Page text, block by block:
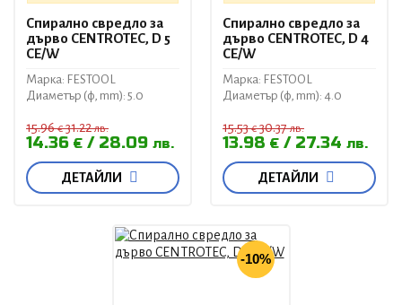
Спирално свредло за
дърво CENTROTEC, D 5
CE/W
Марка: FESTOOL
Диаметър (ф, mm): 5.0
15.96€31.22лв.
14.36 € 28.09 лв.
ДЕТАЙЛИ
Спирално свредло за
дърво CENTROTEC, D 4
CE/W
Марка: FESTOOL
Диаметър (ф, mm): 4.0
15.53€30.37лв.
13.98 € 27.34 лв.
ДЕТАЙЛИ
-10%